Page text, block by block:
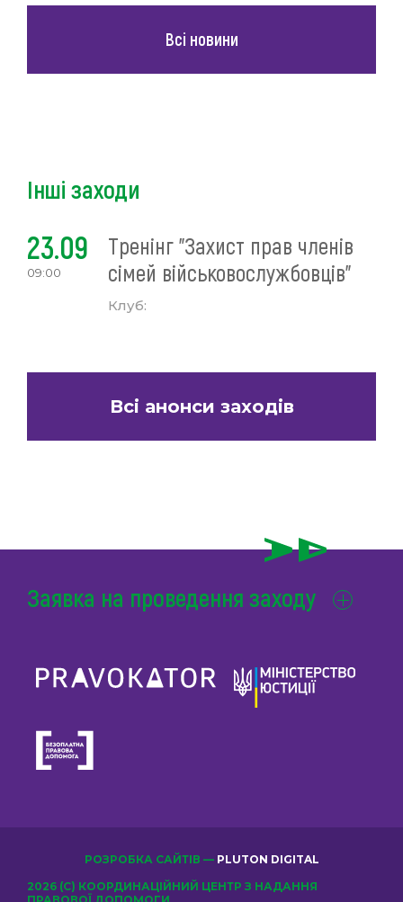
Всі новини
Інші заходи
23.09
09:00
Тренінг "Захист прав членів
сімей військовослужбовців"
Клуб:
Всі анонси заходів
Заявка на проведення заходу
2026 (С) КООРДИНАЦІЙНИЙ ЦЕНТР З НАДАННЯ
ПРАВОВОЇ ДОПОМОГИ
РОЗРОБКА САЙТІВ — PLUTON DIGITAL